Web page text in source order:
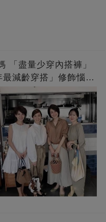
「盡量少穿內搭褲」
減齡穿搭」修飾惱人